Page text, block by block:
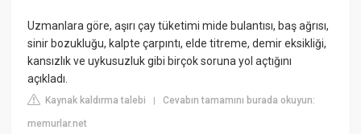
Uzmanlara göre, aşırı çay tüketimi mide bulantısı, baş ağrısı,
sinir bozukluğu, kalpte çarpıntı, elde titreme, demir eksikliği,
kansızlık ve uykusuzluk gibi birçok soruna yol açtığını
açıkladı.
Kaynak kaldırma talebi |Cevabın tamamını burada okuyun:
memurlar.net